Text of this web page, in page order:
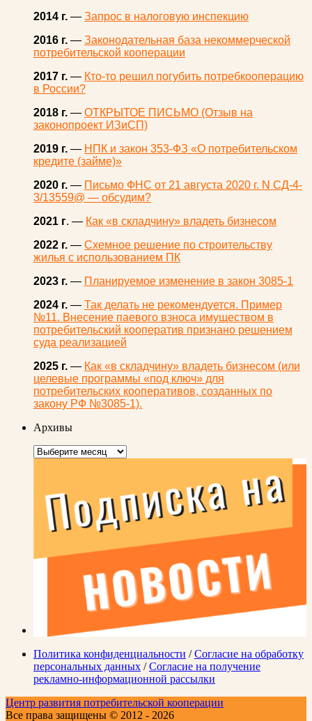
2014 г. — Запрос в налоговую инспекцию
2016 г. — Законодательная база некоммерческой
потребительской кооперации
2017 г. — Кто-то решил погубить потребкооперацию
в России?
2018 г. — ОТКРЫТОЕ ПИСЬМО (Отзыв на
законопроект ИЗиСП)
2019 г. — НПК и закон 353-ФЗ «О потребительском
кредите (займе)»
2020 г. — Письмо ФНС от 21 августа 2020 г. N СД-4-
3/13559@ — обсудим?
2021 г. — Как «в складчину» владеть бизнесом
2022 г. — Схемное решение по строительству
жилья с использованием ПК
2023 г. — Планируемое изменение в закон 3085-1
2024 г. — Так делать не рекомендуется. Пример
№11. Внесение паевого взноса имуществом в
потребительский кооператив признано решением
суда реализацией
2025 г. — Как «в складчину» владеть бизнесом (или
целевые программы «под ключ» для
потребительских кооперативов, созданных по
закону РФ №3085-1).
Архивы
Архивы
Политика конфиденциальности /Согласие на обработку
персональных данных /Согласие на получение
рекламно-информационной рассылки
Центр развития потребительской кооперации
Все права защищены © 2012 - 2026